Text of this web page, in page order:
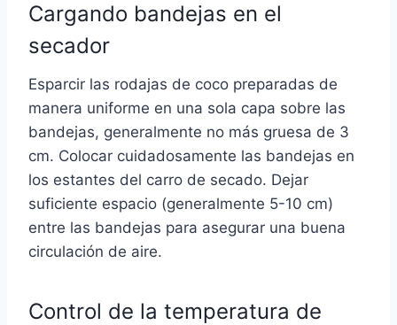
Cargando bandejas en el
secador
Esparcir las rodajas de coco preparadas de
manera uniforme en una sola capa sobre las
bandejas, generalmente no más gruesa de 3
cm. Colocar cuidadosamente las bandejas en
los estantes del carro de secado. Dejar
suficiente espacio (generalmente 5-10 cm)
entre las bandejas para asegurar una buena
circulación de aire.
Control de la temperatura de